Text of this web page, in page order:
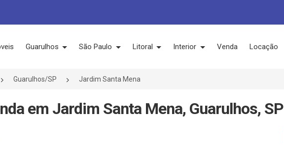
Guarulhos São Paulo Litoral Interior Venda Locação
Guarulhos/SP Jardim Santa Mena
em Jardim Santa Mena, Guarulhos, SP